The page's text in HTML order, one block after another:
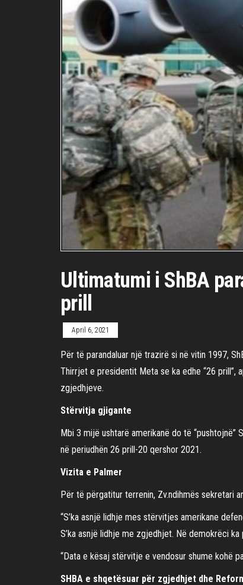
Ultimatumi i ShBA
prill
April 6, 2021
Për të parandaluar një trazirë si në vitin 1997,
Thirrjet e presidentit Meta se ka edhe “26 prill”,
zgjedhjeve.
Stërvitja gjigante
Mbi 3 mijë ushtarë amerikanë do të
në periudhën 26 prill-20 qershor 2021.
Vizita e Palmer
Për të përgatitur terrenin, Zv.ndihmës sekretari
“S’ka asnjë lidhje mes stërvitjes amerikane
S’ka asnjë lidhje me zgjedhjet. Në demokrëci ka
“Data e kësaj stërvitje e vendosur shume kohë
SHBA e shqetësuar për zgjedhjet dhe